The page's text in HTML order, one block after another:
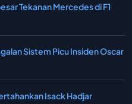
Tekanan Mercedes di F1
Sistem Picu Insiden Oscar
Isack Hadjar